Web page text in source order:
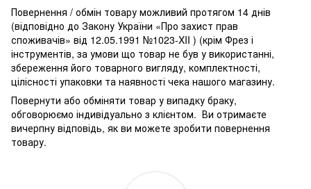
Повернення / обмін товару можливий протягом 14 днів
(відповідно до Закону України «Про захист прав
споживачів» від 12.05.1991 №1023-XII ) (крім Фрез і
інструментів, за умови що товар не був у використанні,
збереження його товарного вигляду, комплектності,
цілісності упаковки та наявності чека нашого магазину.
Повернути або обміняти товар у випадку браку,
обговорюємо індивідуально з клієнтом. Ви отримаєте
вичерпну відповідь, як ви можете зробити повернення
товару.